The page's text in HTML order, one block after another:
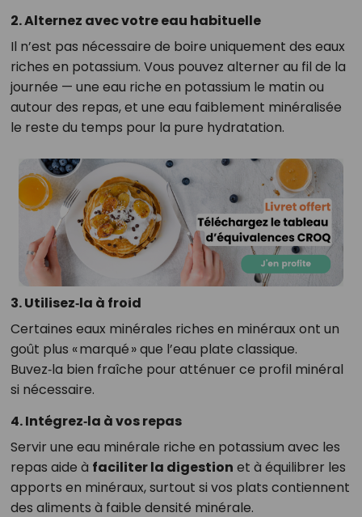
2. Alternez avec votre eau habituelle
Il n’est pas nécessaire de boire uniquement des eaux
riches en potassium. Vous pouvez alterner au fil de la
journée — une eau riche en potassium le matin ou
autour des repas, et une eau faiblement minéralisée
le reste du temps pour la pure hydratation.
3. Utilisez‑la à froid
Certaines eaux minérales riches en minéraux ont un
goût plus « marqué » que l’eau plate classique.
Buvez‑la bien fraîche pour atténuer ce profil minéral
si nécessaire.
4. Intégrez‑la à vos repas
Servir une eau minérale riche en potassium avec les
repas aide à faciliter la digestion et à équilibrer les
apports en minéraux, surtout si vos plats contiennent
des aliments à faible densité minérale.